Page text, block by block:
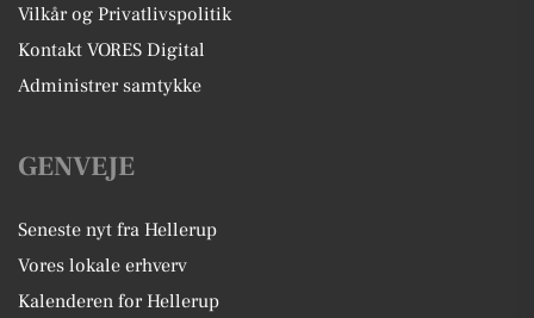
Vilkår og Privatlivspolitik
Kontakt VORES Digital
Administrer samtykke
GENVEJE
Seneste nyt fra Hellerup
Vores lokale erhverv
Kalenderen for Hellerup